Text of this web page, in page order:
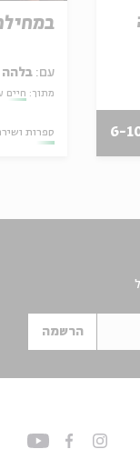
6-
עם: בלהה
מתוך: חיים
ספרות
הרשמה